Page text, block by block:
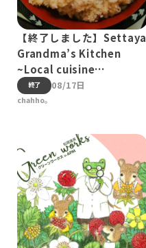
【終了しました】Settaya
Grandma’s Kitchen
~Local cuisine
experience~
終了 08/17日
chahho。